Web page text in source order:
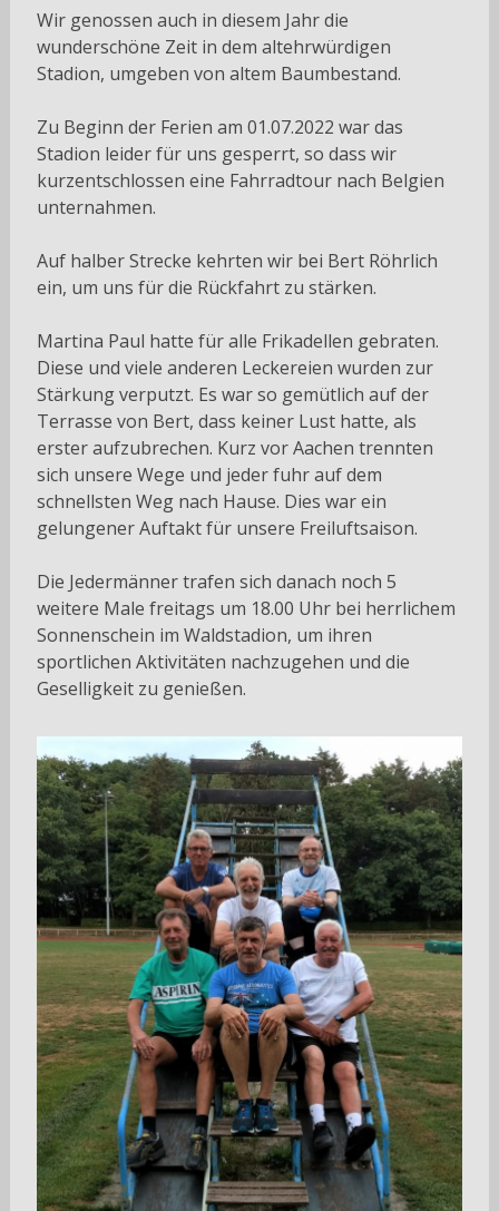
Wir genossen auch in diesem Jahr die
wunderschöne Zeit in dem altehrwürdigen
Stadion, umgeben von altem Baumbestand.
Zu Beginn der Ferien am 01.07.2022 war das
Stadion leider für uns gesperrt, so dass wir
kurzentschlossen eine Fahrradtour nach Belgien
unternahmen.
Auf halber Strecke kehrten wir bei Bert Röhrlich
ein, um uns für die Rückfahrt zu stärken.
Martina Paul hatte für alle Frikadellen gebraten.
Diese und viele anderen Leckereien wurden zur
Stärkung verputzt. Es war so gemütlich auf der
Terrasse von Bert, dass keiner Lust hatte, als
erster aufzubrechen. Kurz vor Aachen trennten
sich unsere Wege und jeder fuhr auf dem
schnellsten Weg nach Hause. Dies war ein
gelungener Auftakt für unsere Freiluftsaison.
Die Jedermänner trafen sich danach noch 5
weitere Male freitags um 18.00 Uhr bei herrlichem
Sonnenschein im Waldstadion, um ihren
sportlichen Aktivitäten nachzugehen und die
Geselligkeit zu genießen.